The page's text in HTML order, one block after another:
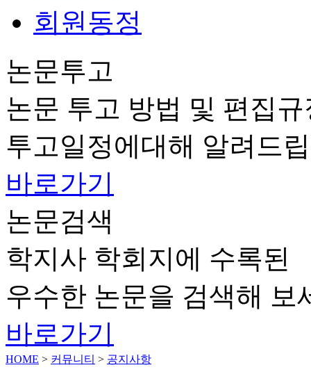
회원동정
논문투고
논문 투고 방법 및 편집규
투고일정에대해 알려드
바로가기
논문검색
학지사 학회지에 수록된
우수한 논문을 검색해 보
바로가기
HOME > 커뮤니티 > 공지사항